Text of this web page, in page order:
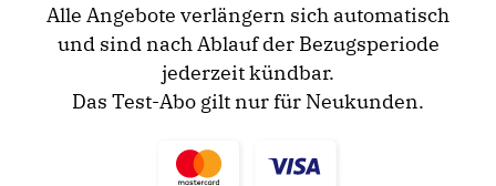
Alle Angebote verlängern sich automatisch
und sind nach Ablauf der Bezugsperiode
jederzeit kündbar.
Das Test-Abo gilt nur für Neukunden.